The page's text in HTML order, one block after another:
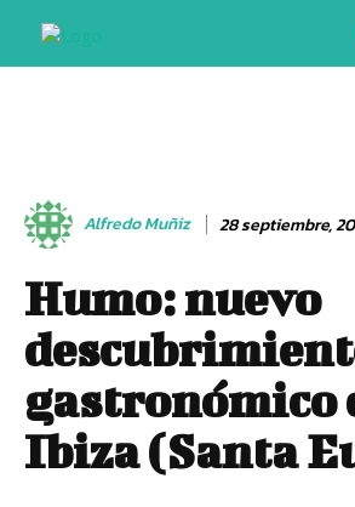
Alfredo Muñiz 28 septiembre,
Humo: nuevo
gastronómico
Ibiza (Santa